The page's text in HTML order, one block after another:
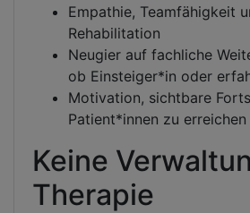
Empathie, Teamfähigkeit
Rehabilitation
Neugier auf fachliche
ob Einsteiger*in oder
Motivation, sichtbare
Patient*innen zu erreichen
Keine
Therapie